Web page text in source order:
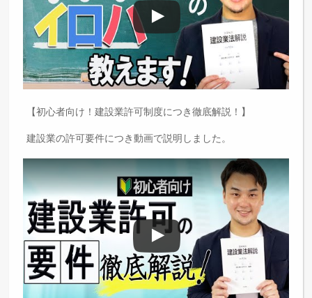
【初心者向け！建設業許可制度につき徹底解説！】
建設業の許可要件につき動画で説明しました。